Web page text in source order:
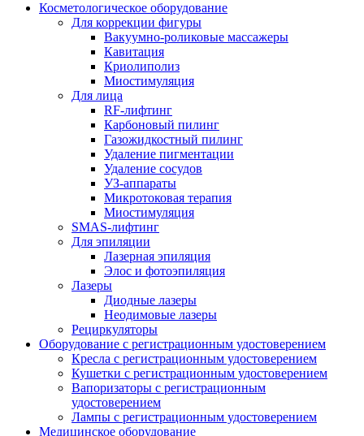
Косметологическое оборудование
Для коррекции фигуры
Вакуумно-роликовые массажеры
Кавитация
Криолиполиз
Миостимуляция
Для лица
RF-лифтинг
Карбоновый пилинг
Газожидкостный пилинг
Удаление пигментации
Удаление сосудов
УЗ-аппараты
Микротоковая терапия
Миостимуляция
SMAS-лифтинг
Для эпиляции
Лазерная эпиляция
Элос и фотоэпиляция
Лазеры
Диодные лазеры
Неодимовые лазеры
Рециркуляторы
Оборудование с регистрационным удостоверением
Кресла с регистрационным удостоверением
Кушетки с регистрационным удостоверением
Вапоризаторы с регистрационным
удостоверением
Лампы с регистрационным удостоверением
Медицинское оборудование